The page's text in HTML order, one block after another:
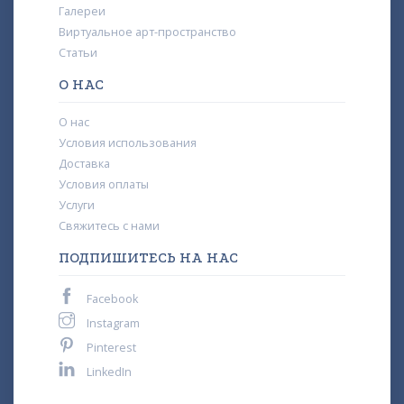
Галереи
Виртуальное арт-пространство
Статьи
О НАС
О нас
Условия использования
Доставка
Условия оплаты
Услуги
Свяжитесь с нами
ПОДПИШИТЕСЬ НА НАС
Facebook
Instagram
Pinterest
LinkedIn